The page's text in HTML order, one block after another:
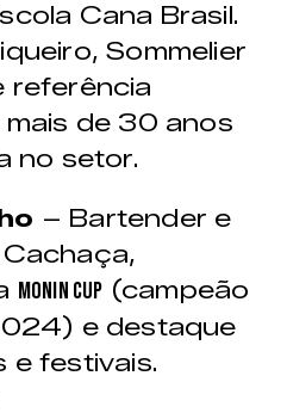
Cana Brasil.
Sommelier
referência
mais de 30 anos
no setor.
– Bartender e
Monin Cup (campeão
e destaque
e festivais.